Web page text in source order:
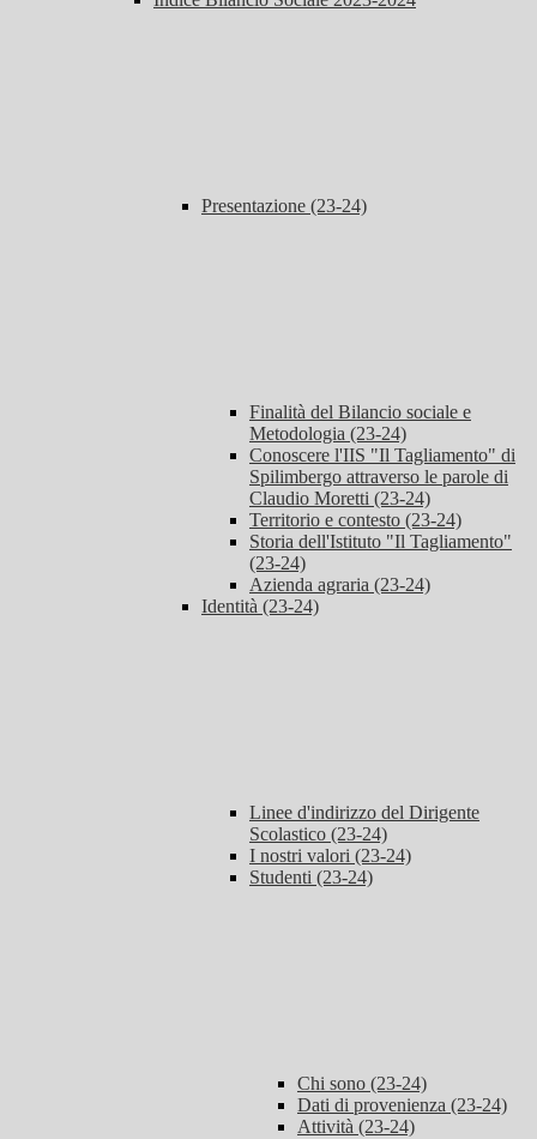
Presentazione (23-24)
Finalità del Bilancio sociale e
Metodologia (23-24)
Conoscere l'IIS "Il Tagliamento" di
Spilimbergo attraverso le parole di
Claudio Moretti (23-24)
Territorio e contesto (23-24)
Storia dell'Istituto "Il Tagliamento"
(23-24)
Azienda agraria (23-24)
Identità (23-24)
Linee d'indirizzo del Dirigente
Scolastico (23-24)
I nostri valori (23-24)
Studenti (23-24)
Chi sono (23-24)
Dati di provenienza (23-24)
Attività (23-24)